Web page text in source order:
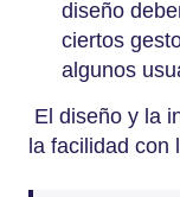
diseño
ciertos
algunos
El diseño y la
la facilidad con